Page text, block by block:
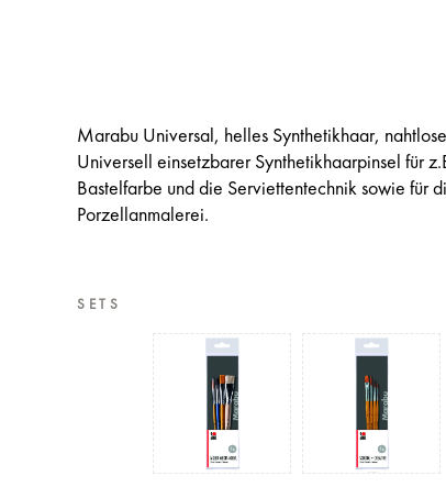
Marabu Universal, helles Synthetikhaar,
Universell einsetzbarer Synthetikhaarpinsel für
Bastelfarbe und die Serviettentechnik sowie für
Porzellanmalerei.
SETS